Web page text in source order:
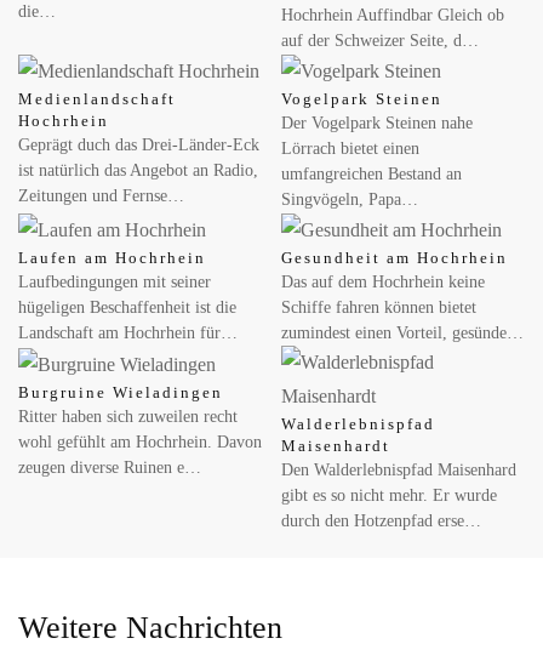
Zähl mit: Wie viele Wildbienen summen in deinem
Garten?
Wildbiene + Partner ruft am Weltbienentag zur ersten App-
basierten Wildbienen-Zählung auf Konstanz – Wer gerade
aufmerksam durch den Garten…
MAI 08, 2026
Naturpark-Markt am Freilichtmuseum Klausenhof
Erstmals findet in diesem Jahr ein Naturparkmarkt bei uns statt –
darüber freuen wir uns sehr. Am Naturpark-Markt präsentieren
regionale…
MAI 07, 2026
Wespe im Auto: Was tun während der Fahrt?
Der ACV erklärt, wie Autofahrer die Kontrolle behalten und was
die…
Hochrhein Auffindbar Gleich ob
auf der Schweizer Seite, d…
Medienlandschaft
Hochrhein
Geprägt duch das Drei-Länder-Eck
ist natürlich das Angebot an Radio,
Zeitungen und Fernse…
Vogelpark Steinen
Der Vogelpark Steinen nahe
Lörrach bietet einen
umfangreichen Bestand an
Singvögeln, Papa…
Laufen am Hochrhein
Laufbedingungen mit seiner
hügeligen Beschaffenheit ist die
Landschaft am Hochrhein für…
Gesundheit am Hochrhein
Das auf dem Hochrhein keine
Schiffe fahren können bietet
zumindest einen Vorteil, gesünde…
Burgruine Wieladingen
Ritter haben sich zuweilen recht
wohl gefühlt am Hochrhein. Davon
zeugen diverse Ruinen e…
Walderlebnispfad
Maisenhardt
Den Walderlebnispfad Maisenhard
gibt es so nicht mehr. Er wurde
durch den Hotzenpfad erse…
Weitere Nachrichten